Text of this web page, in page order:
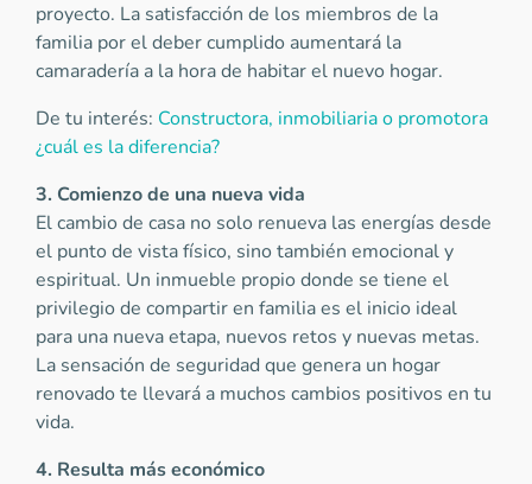
proyecto. La satisfacción de los miembros de la
familia por el deber cumplido aumentará la
camaradería a la hora de habitar el nuevo hogar.
De tu interés: Constructora, inmobiliaria o promotora
¿cuál es la diferencia?
3. Comienzo de una nueva vida
El cambio de casa no solo renueva las energías desde
el punto de vista físico, sino también emocional y
espiritual. Un inmueble propio donde se tiene el
privilegio de compartir en familia es el inicio ideal
para una nueva etapa, nuevos retos y nuevas metas.
La sensación de seguridad que genera un hogar
renovado te llevará a muchos cambios positivos en tu
vida.
4. Resulta más económico